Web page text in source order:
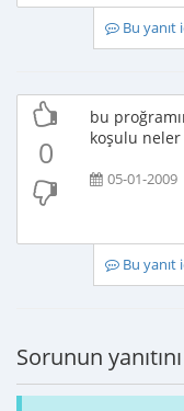
Bu yanıt
0
bu
koşulu
05-01-2009
Bu yanıt
Sorunun